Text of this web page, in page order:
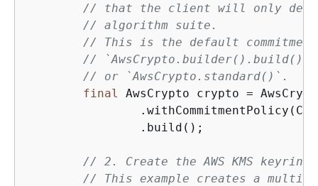
// that the client will only
// algorithm suite.
// This is the default
// `AwsCrypto.builder().build()`
// or `AwsCrypto.standard()`.
final
AwsCrypto crypto =
                .build();
// 2. Create the AWS KMS keyring.
// This example creates a multi